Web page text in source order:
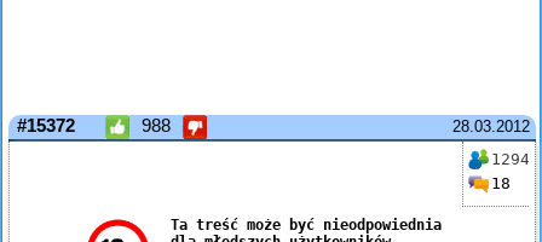
28.03.2012
#15372 988
1294
18